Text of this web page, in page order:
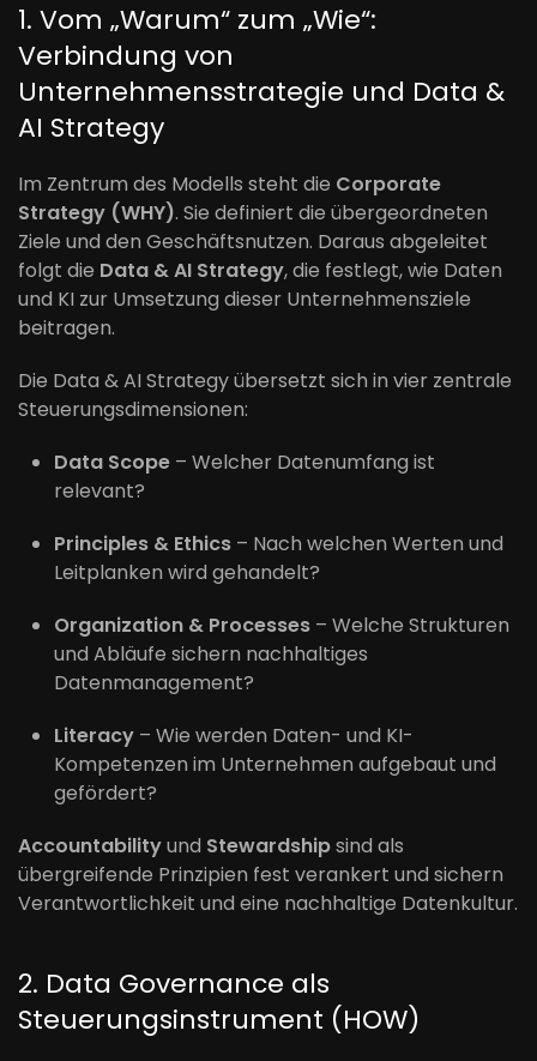
1. Vom „Warum“ zum „Wie“:
Verbindung von
Unternehmensstrategie und Data &
AI Strategy
Im Zentrum des Modells steht die Corporate
Strategy (WHY). Sie definiert die übergeordneten
Ziele und den Geschäftsnutzen. Daraus abgeleitet
folgt die Data & AI Strategy, die festlegt, wie Daten
und KI zur Umsetzung dieser Unternehmensziele
beitragen.
Die Data & AI Strategy übersetzt sich in vier zentrale
Steuerungsdimensionen:
Data Scope – Welcher Datenumfang ist
relevant?
Principles & Ethics – Nach welchen Werten und
Leitplanken wird gehandelt?
Organization & Processes – Welche Strukturen
und Abläufe sichern nachhaltiges
Datenmanagement?
Literacy – Wie werden Daten- und KI-
Kompetenzen im Unternehmen aufgebaut und
gefördert?
Accountabilityund Stewardshipsind als
übergreifende Prinzipien fest verankert und sichern
Verantwortlichkeit und eine nachhaltige Datenkultur.
2. Data Governance als
Steuerungsinstrument (HOW)